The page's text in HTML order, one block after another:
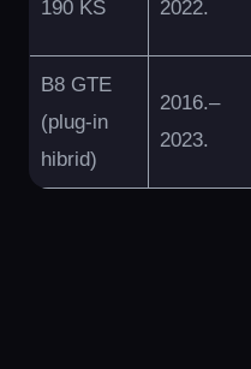
190 KS
2022.
B8 GTE
(plug-in
hibrid)
2016.–
2023.